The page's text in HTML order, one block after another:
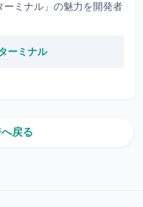
ーミナル」の魅力を開発者
ーミナル
戻る